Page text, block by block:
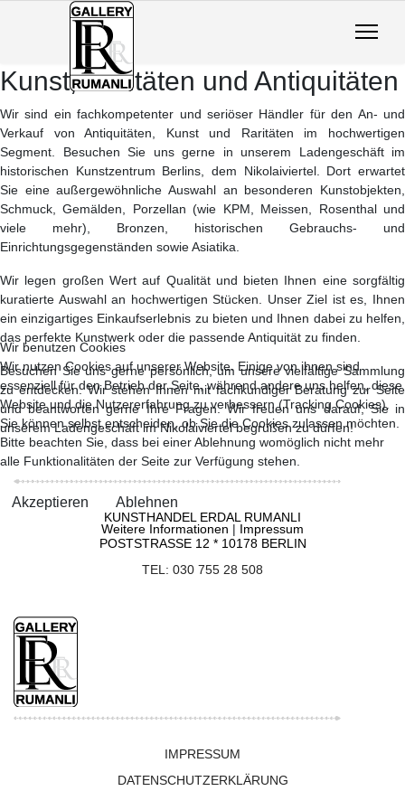
Kunst, Raritäten und Antiquitäten
Wir sind ein fachkompetenter und seriöser Händler für den An- und
Verkauf von Antiquitäten, Kunst und Raritäten im hochwertigen
Segment. Besuchen Sie uns gerne in unserem Ladengeschäft im
historischen Kunstzentrum Berlins, dem Nikolaiviertel. Dort erwartet
Sie eine außergewöhnliche Auswahl an besonderen Kunstobjekten,
Schmuck, Gemälden, Porzellan (wie KPM, Meissen, Rosenthal und
viele mehr), Bronzen, historischen Gebrauchs- und
Einrichtungsgegenständen sowie Asiatika.
Wir legen großen Wert auf Qualität und bieten Ihnen eine sorgfältig
kuratierte Auswahl an hochwertigen Stücken. Unser Ziel ist es, Ihnen
ein einzigartiges Einkaufserlebnis zu bieten und Ihnen dabei zu helfen,
das perfekte Kunstwerk oder die passende Antiquität zu finden.
Besuchen Sie uns gerne persönlich, um unsere vielfältige Sammlung
zu entdecken. Wir stehen Ihnen mit fachkundiger Beratung zur Seite
und beantworten gerne Ihre Fragen. Wir freuen uns darauf, Sie in
unserem Ladengeschäft im Nikolaiviertel begrüßen zu dürfen!
KUNSTHANDEL ERDAL RUMANLI
POSTSTRASSE 12 * 10178 BERLIN
TEL: 030 755 28 508
IMPRESSUM
DATENSCHUTZERKLÄRUNG
Wir benutzen Cookies
Wir nutzen Cookies auf unserer Website. Einige von ihnen sind
essenziell für den Betrieb der Seite, während andere uns helfen, diese
Website und die Nutzererfahrung zu verbessern (Tracking Cookies).
Sie können selbst entscheiden, ob Sie die Cookies zulassen möchten.
Bitte beachten Sie, dass bei einer Ablehnung womöglich nicht mehr
alle Funktionalitäten der Seite zur Verfügung stehen.
Akzeptieren Ablehnen
Weitere Informationen | Impressum